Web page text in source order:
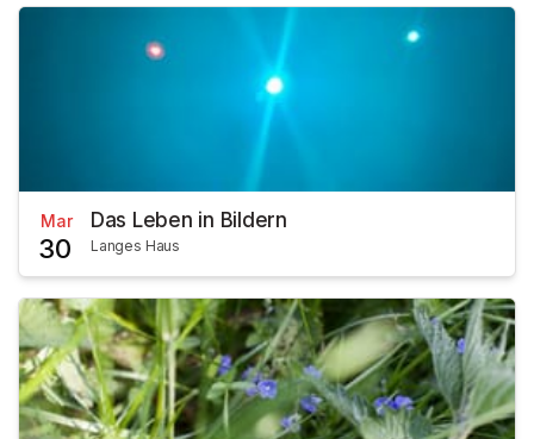
Mar
30
Das Leben in Bildern
Langes Haus